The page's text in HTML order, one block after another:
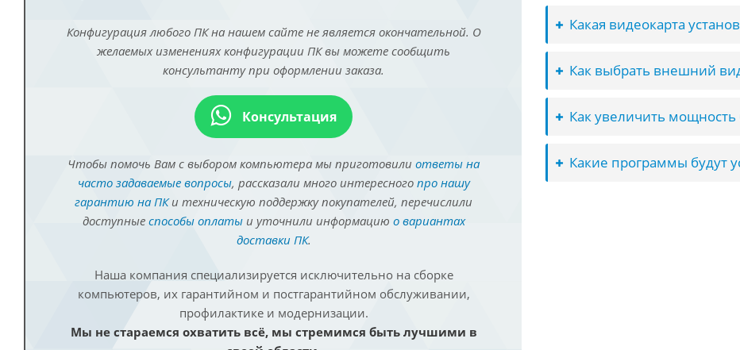
Конфигурация любого ПК на нашем сайте не является окончательной. О
желаемых изменениях конфигурации ПК вы можете сообщить
консультанту при оформлении заказа.
Консультация
Чтобы помочь Вам с выбором компьютера мы приготовили ответы на
часто задаваемые вопросы, рассказали много интересного про нашу
гарантию на ПКи техническую поддержку покупателей, перечислили
доступные способы оплатыи уточнили информацию о вариантах
доставки ПК.
Наша компания специализируется исключительно на сборке
компьютеров, их гарантийном и постгарантийном обслуживании,
профилактике и модернизации.
Мы не стараемся охватить всё, мы стремимся быть лучшими в
Какая видеокарта
Как выбрать внешний
Как увеличить мощность
Какие программы будут